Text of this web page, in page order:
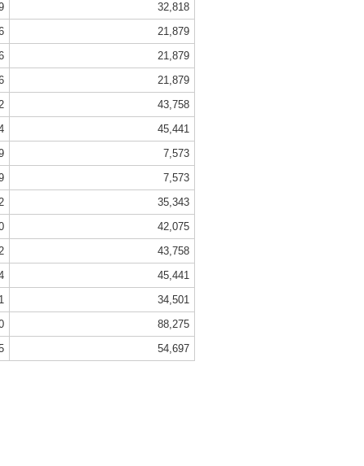
32,818
21,879
21,879
21,879
43,758
45,441
7,573
7,573
35,343
42,075
43,758
45,441
34,501
88,275
54,697